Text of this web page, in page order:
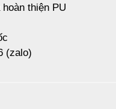
thiện PU
(zalo)